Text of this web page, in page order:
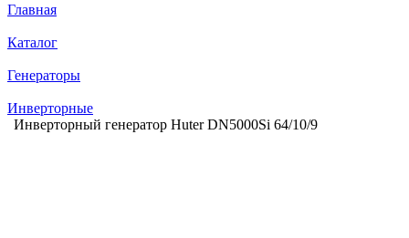
Главная
Каталог
Генераторы
Инверторные
Инверторный генератор Huter DN5000Si 64/10/9